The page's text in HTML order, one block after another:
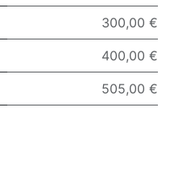
300,00 €
400,00 €
505,00 €